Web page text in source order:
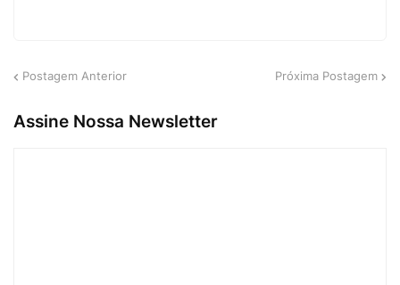
Postagem Anterior Próxima Postagem
Assine Nossa Newsletter